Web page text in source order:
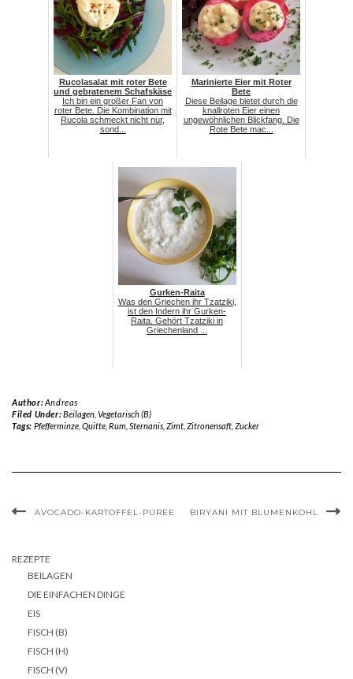
Rucolasalat mit roter Bete
und gebratenem Schafskäse
Ich bin ein großer Fan von
roter Bete. Die Kombination mit
Rucola schmeckt nicht nur,
sond...
Marinierte Eier mit Roter
Bete
Diese Beilage bietet durch die
knallroten Eier einen
ungewöhnlichen Blickfang. Die
Rote Bete mac...
Gurken-Raita
Was den Griechen ihr Tzatziki,
ist den Indern ihr Gurken-
Raita. Gehört Tzatziki in
Griechenland ...
Author:Andreas
Filed Under:Beilagen, Vegetarisch (B)
Tags: Pfefferminze, Quitte, Rum Sternanis, Zimt, Zitronensaft, Zucker
AVOCADO-KARTOFFEL-PÜREE BIRYANI MIT BLUMENKOHL
REZEPTE
BEILAGEN
DIE EINFACHEN DINGE
EIS
FISCH (B)
FISCH (H)
FISCH (V)